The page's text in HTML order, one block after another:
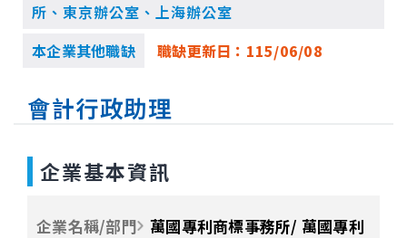
所、東京辦公室、上海辦公室
本企業其他職缺
職缺更新日： 115/06/08
會計行政助理
企業基本資訊
企業名稱/部門 萬國專利商標事務所/ 萬國專利